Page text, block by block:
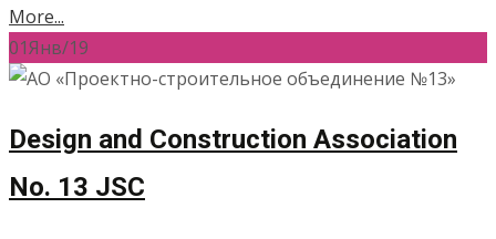
More...
01Янв/19
Design and Construction Association
No. 13 JSC